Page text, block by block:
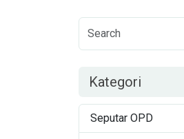
Kategori
Seputar OPD